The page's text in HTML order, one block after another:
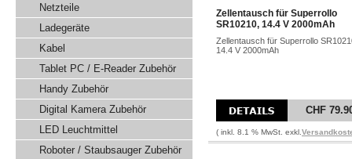
Netzteile
Ladegeräte
Kabel
Tablet PC / E-Reader Zubehör
Handy Zubehör
Digital Kamera Zubehör
LED Leuchtmittel
Roboter / Staubsauger Zubehör
Zellentausch für Superrollo
SR10210, 14.4 V 2000mAh
Zellentausch für Superrollo
14.4 V 2000mAh
CHF
( inkl. 8.1 % MwSt. exkl.